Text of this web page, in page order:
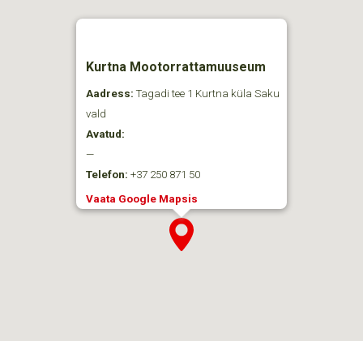
Kurtna Mootorrattamuuseum
Aadress: Tagadi tee 1 Kurtna küla Saku
vald
Avatud:
—
Telefon: +37 250 871 50
Vaata Google Mapsis